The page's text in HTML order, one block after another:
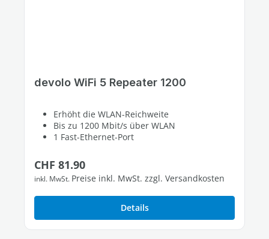
devolo WiFi 5 Repeater 1200
Erhöht die WLAN-Reichweite
Bis zu 1200 Mbit/s über WLAN
1 Fast-Ethernet-Port
Regulärer Preis:
CHF 81.90
inkl. MwSt. Preise inkl. MwSt. zzgl. Versandkosten
Details